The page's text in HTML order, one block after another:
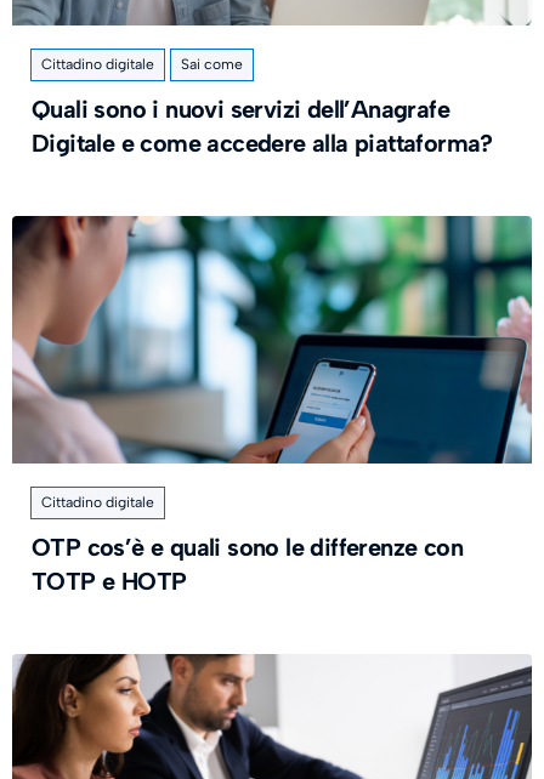
Cittadino digitale Sai come
Quali sono i nuovi servizi dell’Anagrafe
Digitale e come accedere alla piattaforma?
Cittadino digitale
OTP cos’è e quali sono le differenze con
TOTP e HOTP